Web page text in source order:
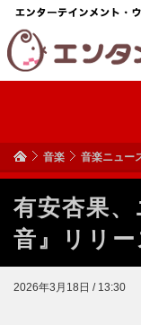
音楽 音楽ニュー
有安杏果
音』リリー
2026年3月18日 / 13:30